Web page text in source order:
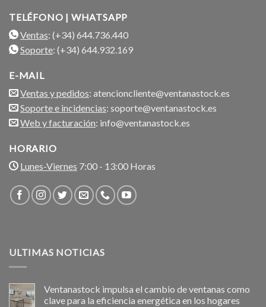
TELÉFONO | WHATSAPP
Ventas: (+34) 644.736.440
Soporte: (+34) 644.932.169
E-MAIL
Ventas y pedidos: atencioncliente@ventanastock.es
Soporte e incidencias: soporte@ventanastock.es
Web y facturación: info@ventanastock.es
HORARIO
Lunes-Viernes 7:00 - 13:00 Horas
ULTIMAS NOTICIAS
Ventanastock impulsa el cambio de ventanas como
clave para la eficiencia energética en los hogares